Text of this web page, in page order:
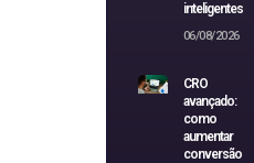
inteligentes
06/08/2026
CRO
avançado:
como
aumentar
conversão